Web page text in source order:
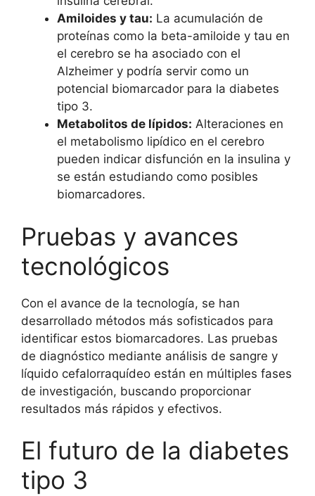
Amiloides y tau: La acumulación de
proteínas como la beta-amiloide y tau en
el cerebro se ha asociado con el
Alzheimer y podría servir como un
potencial biomarcador para la diabetes
tipo 3.
Metabolitos de lípidos: Alteraciones en
el metabolismo lipídico en el cerebro
pueden indicar disfunción en la insulina y
se están estudiando como posibles
biomarcadores.
Pruebas y avances
tecnológicos
Con el avance de la tecnología, se han
desarrollado métodos más sofisticados para
identificar estos biomarcadores. Las pruebas
de diagnóstico mediante análisis de sangre y
líquido cefalorraquídeo están en múltiples fases
de investigación, buscando proporcionar
resultados más rápidos y efectivos.
El futuro de la diabetes
tipo 3